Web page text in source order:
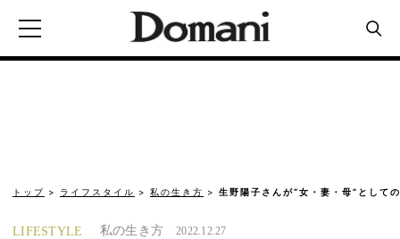
トップ ライフスタイル 私の生き方 生野陽子さんが“女・妻・母”として
LIFESTYLE 私の生き方 2022.12.27